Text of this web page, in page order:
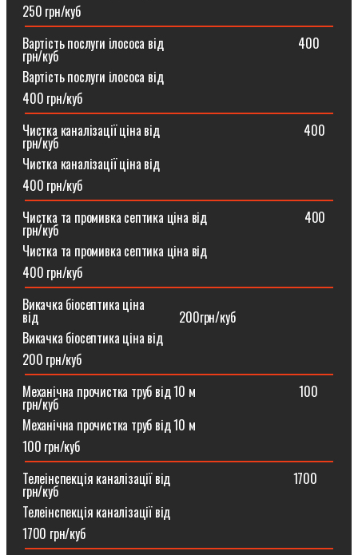
250 грн/куб
Вартість послуги ілососа від ⠀⠀⠀⠀⠀⠀⠀⠀⠀⠀⠀⠀⠀⠀400
грн/куб
Вартість послуги ілососа від
400 грн/куб
Чистка каналізації ціна від ⠀⠀⠀⠀⠀⠀⠀⠀⠀⠀⠀⠀⠀⠀⠀400
грн/куб
Чистка каналізації ціна від
400 грн/куб
Чистка та промивка септика ціна від ⠀⠀⠀⠀⠀⠀⠀⠀⠀⠀400
грн/куб
Чистка та промивка септика ціна від
400 грн/куб
Викачка біосептика ціна
від⠀⠀⠀⠀⠀⠀⠀⠀⠀⠀⠀⠀⠀⠀⠀200грн/куб
Викачка біосептика ціна від
200 грн/куб
Механічна прочистка труб від 10 м⠀⠀⠀⠀⠀⠀⠀⠀⠀⠀⠀100
грн/куб
Механічна прочистка труб від 10 м
100 грн/куб
Телеінспекція каналізації від⠀⠀⠀⠀⠀⠀⠀⠀⠀⠀⠀⠀⠀1700
грн/куб
Телеінспекція каналізації від
1700 грн/куб